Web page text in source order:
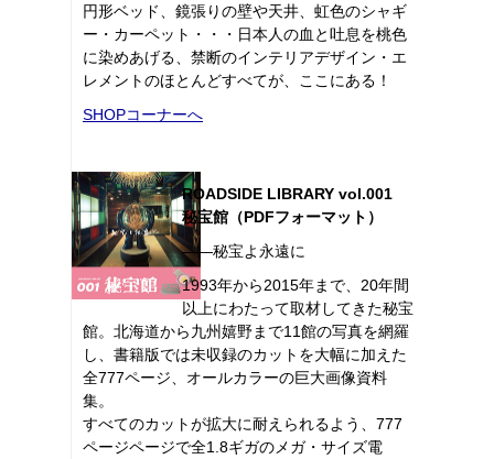
円形ベッド、鏡張りの壁や天井、虹色のシャギ
ー・カーペット・・・日本人の血と吐息を桃色
に染めあげる、禁断のインテリアデザイン・エ
レメントのほとんどすべてが、ここにある！
SHOPコーナーへ
ROADSIDE LIBRARY vol.001
秘宝館（PDFフォーマット）
――秘宝よ永遠に
1993年から2015年まで、20年間
以上にわたって取材してきた秘宝
館。北海道から九州嬉野まで11館の写真を網羅
し、書籍版では未収録のカットを大幅に加えた
全777ページ、オールカラーの巨大画像資料
集。
すべてのカットが拡大に耐えられるよう、777
ページページで全1.8ギガのメガ・サイズ電